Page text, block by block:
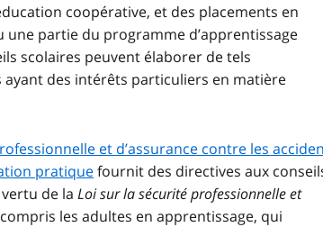
coopérative, et des placements en
partie du programme d’apprentissage
scolaires peuvent élaborer de tels
des intérêts particuliers en matière
et d’assurance contre les
pratiquefournit des directives aux
de la Loi sur la sécurité professionnelle et
les adultes en apprentissage, qui